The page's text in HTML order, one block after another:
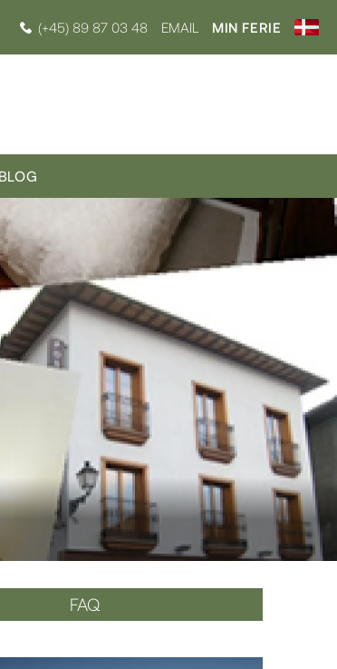
(+45) 89 87 03 48 EMAIL MIN FERIE
BLOG
FAQ